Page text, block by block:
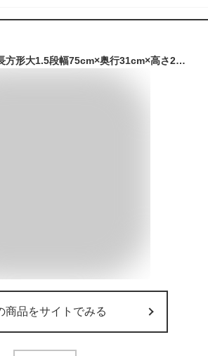
スクエア プランター長方形大1.5段幅75cm×奥行31cm×高さ29.5cm/深さ25.5cm 容量45Lプランター単体/プランター＋専用脚セット木製プランター 大型 深型 屋外 家庭菜園 園芸用品 野菜 おしゃれ 鉢 カバー ウッドプランター 日本製
商品をサイトでみる